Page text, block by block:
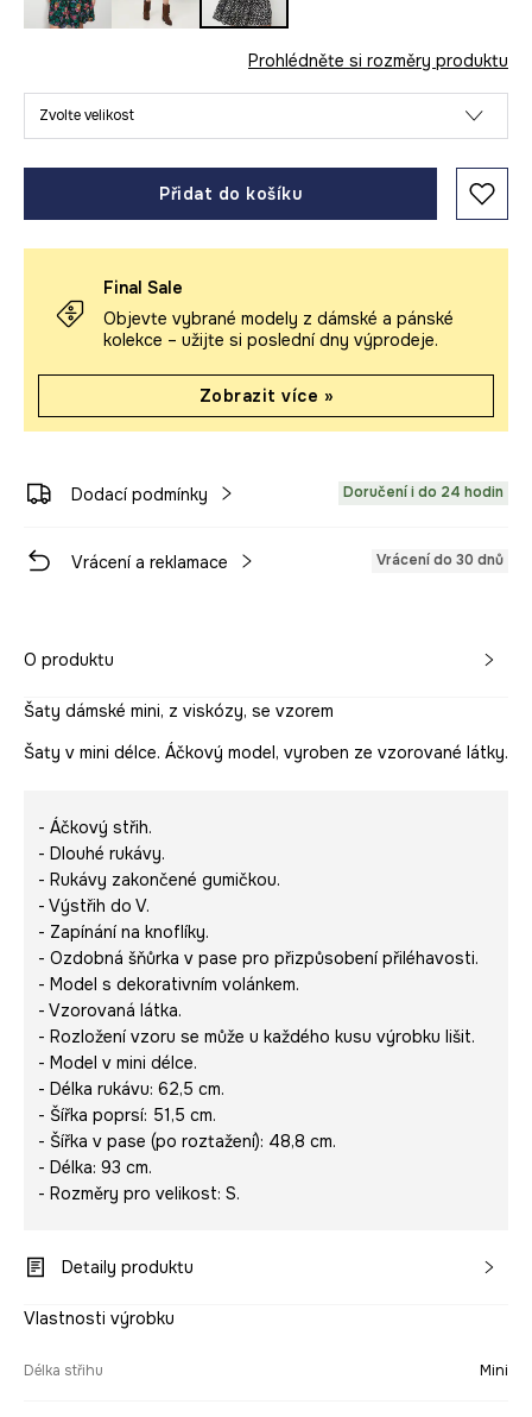
Prohlédněte si rozměry produktu
Zvolte velikost
Přidat do košíku
Final Sale
Objevte vybrané modely z dámské a pánské
kolekce – užijte si poslední dny výprodeje.
Zobrazit více »
Dodací podmínky Doručení i do 24 hodin
Vrácení a reklamace Vrácení do 30 dnů
O produktu
Šaty dámské mini, z viskózy, se vzorem
Šaty v mini délce. Áčkový model, vyroben ze vzorované látky.
- Áčkový střih.
- Dlouhé rukávy.
- Rukávy zakončené gumičkou.
- Výstřih do V.
- Zapínání na knoflíky.
- Ozdobná šňůrka v pase pro přizpůsobení přiléhavosti.
- Model s dekorativním volánkem.
- Vzorovaná látka.
- Rozložení vzoru se může u každého kusu výrobku lišit.
- Model v mini délce.
- Délka rukávu: 62,5 cm.
- Šířka poprsí: 51,5 cm.
- Šířka v pase (po roztažení): 48,8 cm.
- Délka: 93 cm.
- Rozměry pro velikost: S.
Detaily produktu
Vlastnosti výrobku
Délka střihu Mini